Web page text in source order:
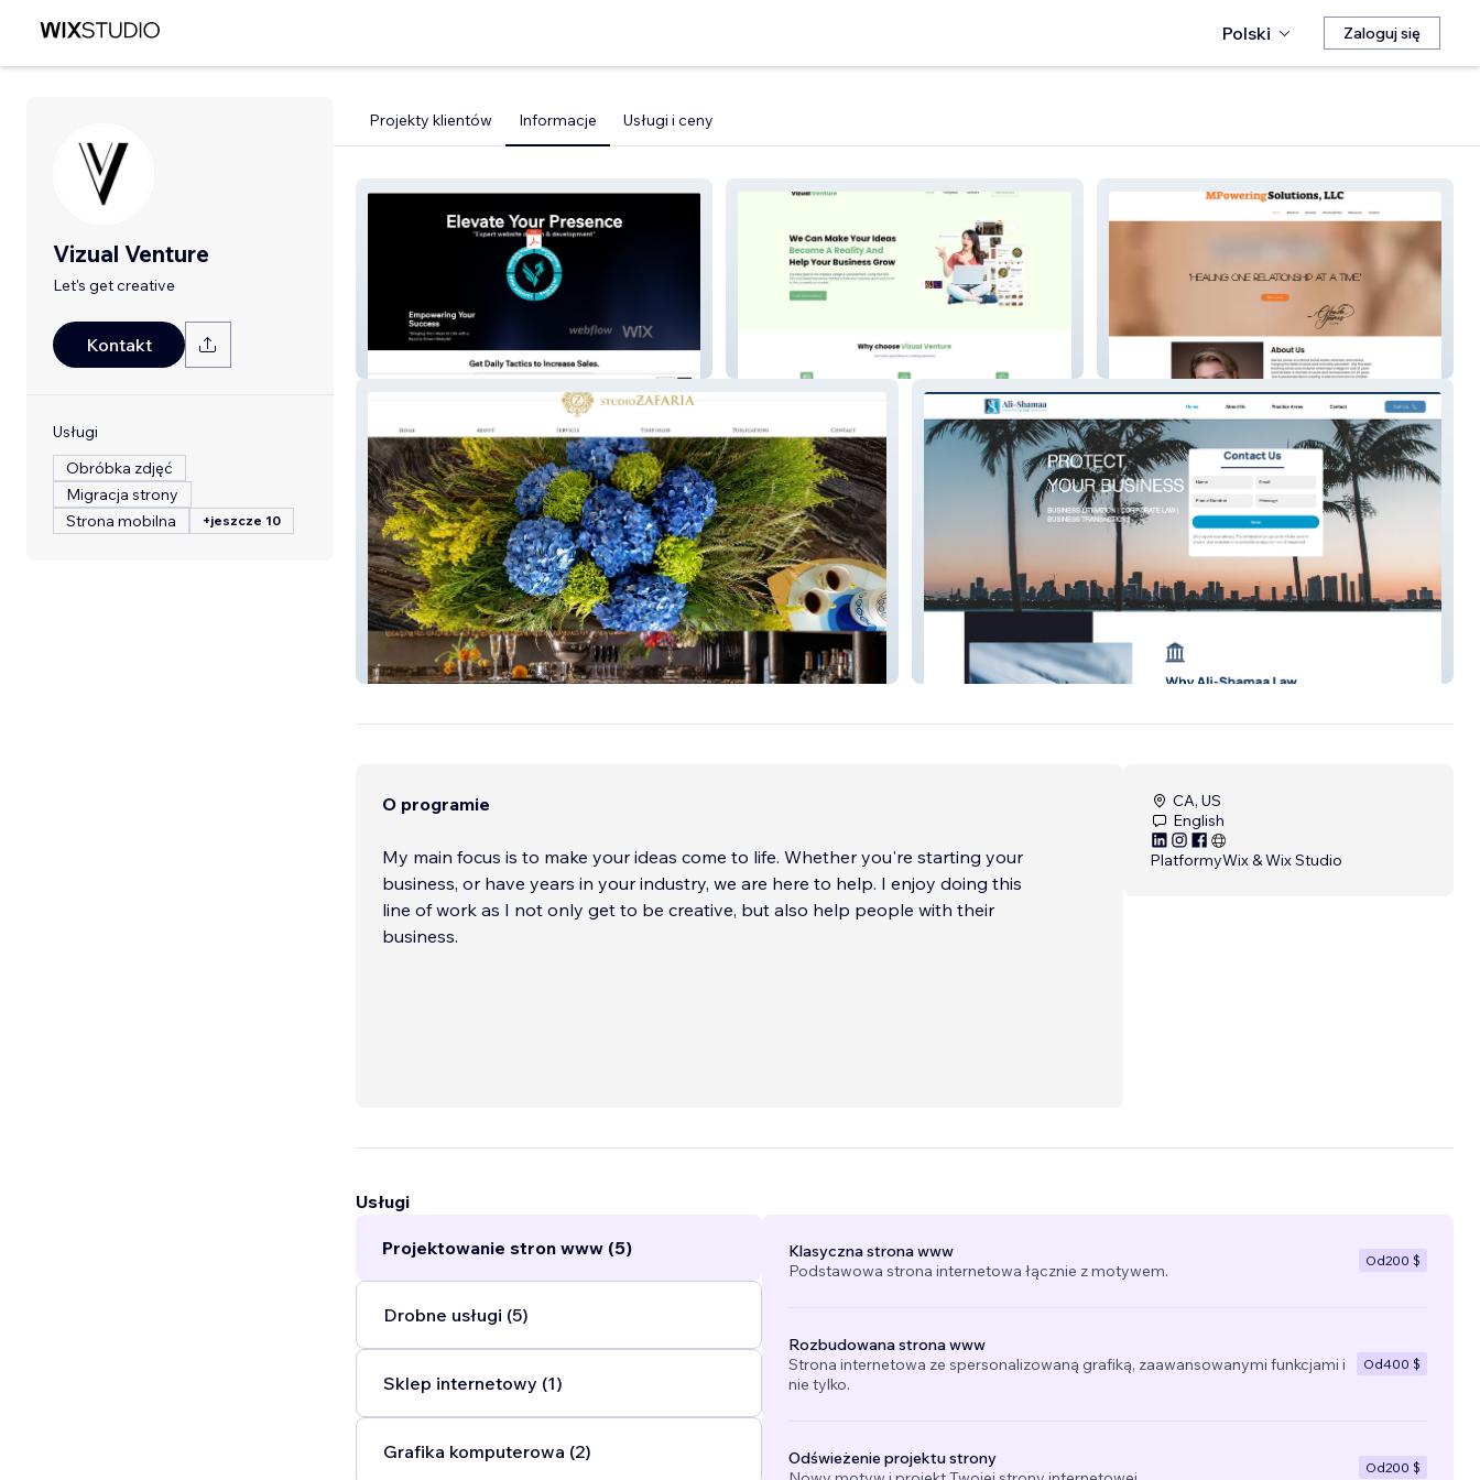
Polski Zaloguj się
Vizual Venture
Let's get creative
Kontakt
Usługi
Obróbka zdjęć
Migracja strony
Strona mobilna
+jeszcze 10
Projekty klientów Informacje Usługi i ceny
MPowering Solutions
studioZAFARIA Ali-Shamaa Law
O programie
My main focus is to make your ideas come to life. Whether you're starting your
business, or have years in your industry, we are here to help. I enjoy doing this
line of work as I not only get to be creative, but also help people with their
business.
CA, US
English
PlatformyWix & Wix Studio
Usługi
Projektowanie stron www (5)
Drobne usługi (5)
Sklep internetowy (1)
Grafika komputerowa (2)
Klasyczna strona www
Podstawowa strona internetowa łącznie z motywem.
Od200 $
Rozbudowana strona www
Strona internetowa ze spersonalizowaną grafiką, zaawansowanymi funkcjami i
nie tylko.
Od400 $
Odświeżenie projektu strony
Od200 $